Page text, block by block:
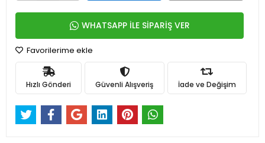
WHATSAPP İLE SİPARİŞ VER
Favorilerime ekle
Hızlı Gönderi Güvenli Alışveriş İade ve Değişim